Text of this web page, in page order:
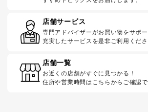
店舗サービス
専門アドバイザーがお買い物をサポー
充実したサービスを是非ご利用くださ
店舗一覧
お近くの店舗がすぐに見つかる！
住所や営業時間はこちらからご確認で